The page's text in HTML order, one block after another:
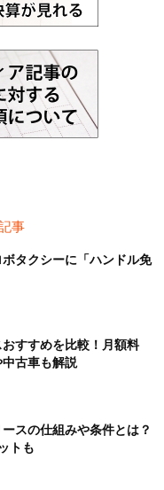
事
ボタクシーに「ハンドル免
すすめを比較！月額料
古車も解説
スの仕組みや条件とは？
トも